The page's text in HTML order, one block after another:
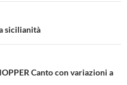
sicilianità
Canto con variazioni a